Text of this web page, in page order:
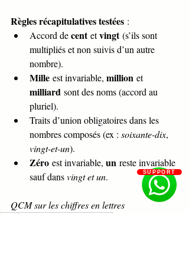
Règles récapitulatives testées :
Accord de cent et vingt (s’ils sont
multipliés et non suivis d’un autre
nombre).
Mille est invariable, million et
milliard sont des noms (accord au
pluriel).
Traits d’union obligatoires dans les
nombres composés (ex : soixante-dix,
vingt-et-un).
Zéro est invariable, un reste invariable
sauf dans vingt et un.
QCM sur les chiffres en lettres
SUPPORT